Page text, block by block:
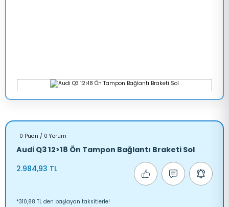
0 Puan / 0 Yorum
Audi Q3 12>18 Ön Tampon Bağlantı Braketi Sol
2.984,93 TL
*310,88 TL den başlayan taksitlerle!